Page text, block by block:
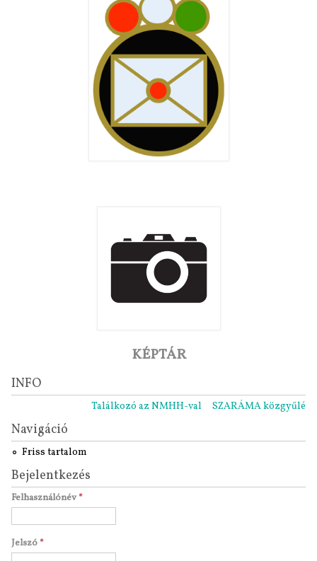
KÉPTÁR
INFO
Találkozó az NMHH-val SZARÁMA közgyűlés
Navigáció
Friss tartalom
Bejelentkezés
Felhasználónév *
Jelszó *